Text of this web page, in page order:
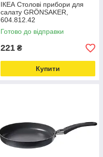
ІКЕА Столові прибори для
салату GRÖNSAKER,
604.812.42
Готово до відправки
221 ₴
Купити